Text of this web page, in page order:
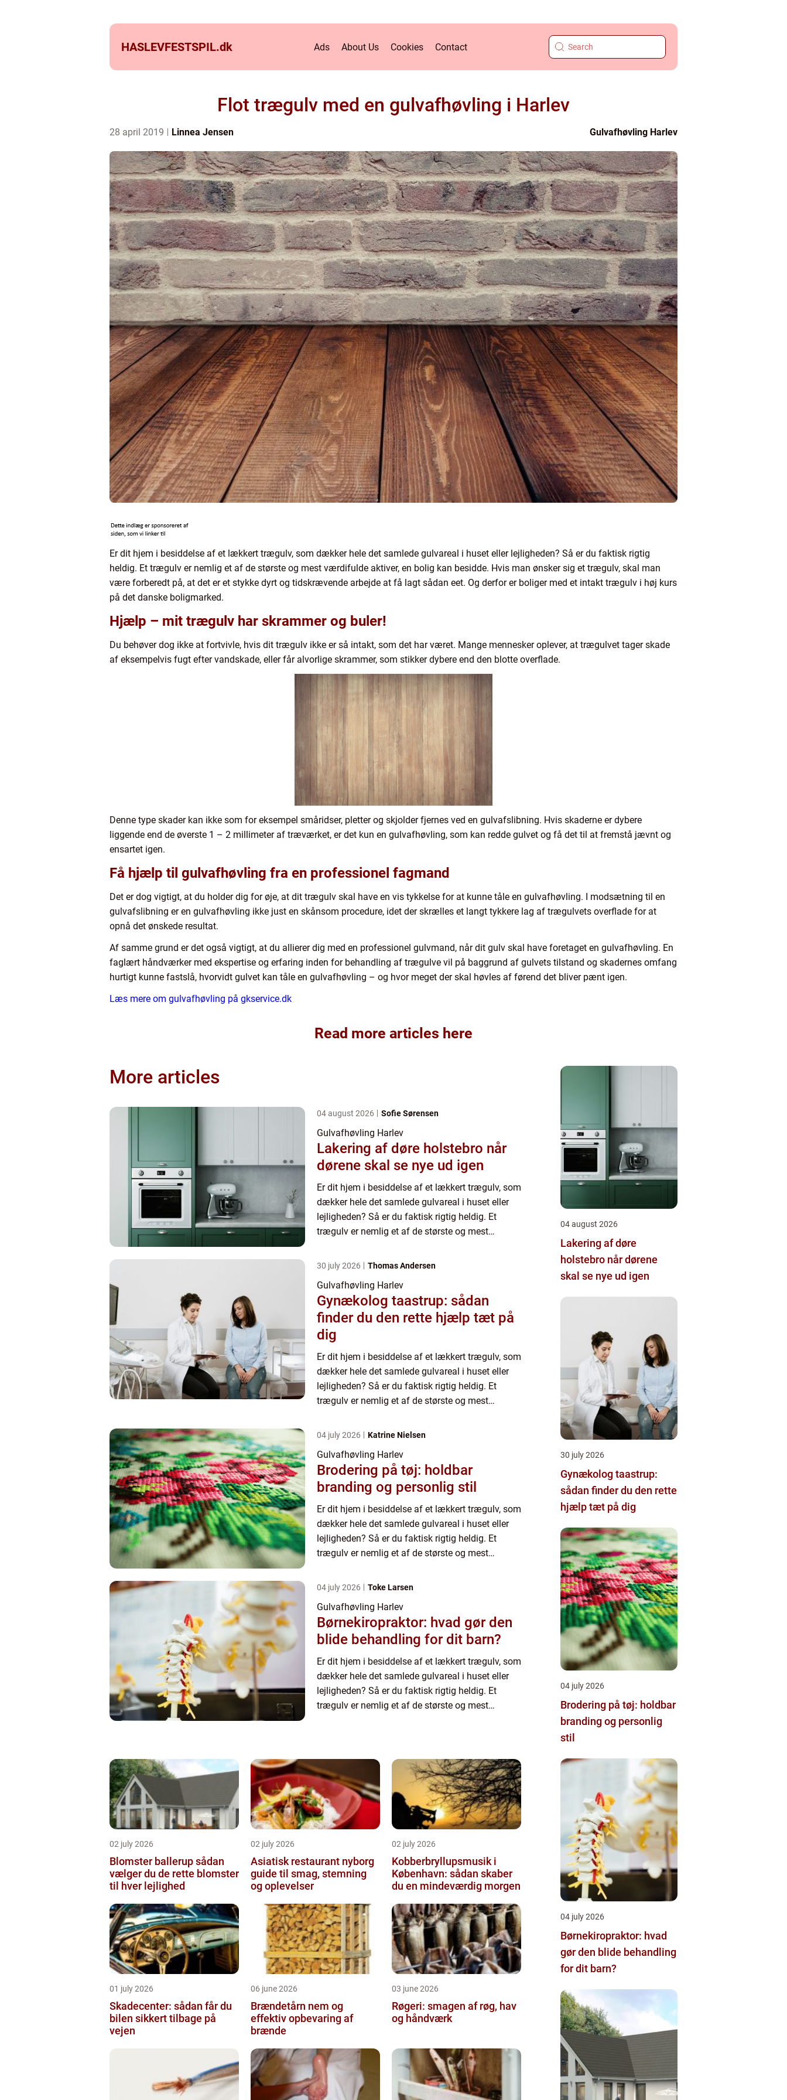
HASLEVFESTSPIL.dk Ads About Us Cookies Contact
Flot trægulv med en gulvafhøvling i Harlev
28 april 2019 Linnea Jensen Gulvafhøvling Harlev
Er dit hjem i besiddelse af et lækkert trægulv, som dækker hele det samlede gulvareal i huset eller lejligheden? Så er du faktisk rigtig
heldig. Et trægulv er nemlig et af de største og mest værdifulde aktiver, en bolig kan besidde. Hvis man ønsker sig et trægulv, skal man
være forberedt på, at det er et stykke dyrt og tidskrævende arbejde at få lagt sådan eet. Og derfor er boliger med et intakt trægulv i høj kurs
på det danske boligmarked.
Hjælp – mit trægulv har skrammer og buler!
Du behøver dog ikke at fortvivle, hvis dit trægulv ikke er så intakt, som det har været. Mange mennesker oplever, at trægulvet tager skade
af eksempelvis fugt efter vandskade, eller får alvorlige skrammer, som stikker dybere end den blotte overflade.
Denne type skader kan ikke som for eksempel småridser, pletter og skjolder fjernes ved en gulvafslibning. Hvis skaderne er dybere
liggende end de øverste 1 – 2 millimeter af træværket, er det kun en gulvafhøvling, som kan redde gulvet og få det til at fremstå jævnt og
ensartet igen.
Få hjælp til gulvafhøvling fra en professionel fagmand
Det er dog vigtigt, at du holder dig for øje, at dit trægulv skal have en vis tykkelse for at kunne tåle en gulvafhøvling. I modsætning til en
gulvafslibning er en gulvafhøvling ikke just en skånsom procedure, idet der skrælles et langt tykkere lag af trægulvets overflade for at
opnå det ønskede resultat.
Af samme grund er det også vigtigt, at du allierer dig med en professionel gulvmand, når dit gulv skal have foretaget en gulvafhøvling. En
faglært håndværker med ekspertise og erfaring inden for behandling af trægulve vil på baggrund af gulvets tilstand og skadernes omfang
hurtigt kunne fastslå, hvorvidt gulvet kan tåle en gulvafhøvling – og hvor meget der skal høvles af førend det bliver pænt igen.
Læs mere om gulvafhøvling på gkservice.dk
Read more articles here
More articles
04 august 2026 Sofie Sørensen
Gulvafhøvling Harlev
Lakering af døre holstebro når
dørene skal se nye ud igen
Er dit hjem i besiddelse af et lækkert trægulv, som
dækker hele det samlede gulvareal i huset eller
lejligheden? Så er du faktisk rigtig heldig. Et
trægulv er nemlig et af de største og mest
30 july 2026 Thomas Andersen
Gulvafhøvling Harlev
Gynækolog taastrup: sådan
finder du den rette hjælp tæt på
dig
Er dit hjem i besiddelse af et lækkert trægulv, som
dækker hele det samlede gulvareal i huset eller
lejligheden? Så er du faktisk rigtig heldig. Et
trægulv er nemlig et af de største og mest
04 july 2026 Katrine Nielsen
Gulvafhøvling Harlev
Brodering på tøj: holdbar
branding og personlig stil
Er dit hjem i besiddelse af et lækkert trægulv, som
dækker hele det samlede gulvareal i huset eller
lejligheden? Så er du faktisk rigtig heldig. Et
trægulv er nemlig et af de største og mest
04 july 2026 Toke Larsen
Gulvafhøvling Harlev
Børnekiropraktor: hvad gør den
blide behandling for dit barn?
Er dit hjem i besiddelse af et lækkert trægulv, som
dækker hele det samlede gulvareal i huset eller
lejligheden? Så er du faktisk rigtig heldig. Et
trægulv er nemlig et af de største og mest
02 july 2026
Blomster ballerup sådan
vælger du de rette blomster
til hver lejlighed
02 july 2026
Asiatisk restaurant nyborg
guide til smag, stemning
og oplevelser
02 july 2026
Kobberbryllupsmusik i
København: sådan skaber
du en mindeværdig morgen
01 july 2026
Skadecenter: sådan får du
bilen sikkert tilbage på
vejen
06 june 2026
Brændetårn nem og
effektiv opbevaring af
brænde
03 june 2026
Røgeri: smagen af røg, hav
og håndværk
04 august 2026
Lakering af døre
holstebro når dørene
skal se nye ud igen
30 july 2026
Gynækolog taastrup:
sådan finder du den rette
hjælp tæt på dig
04 july 2026
Brodering på tøj: holdbar
branding og personlig
stil
04 july 2026
Børnekiropraktor: hvad
gør den blide behandling
for dit barn?